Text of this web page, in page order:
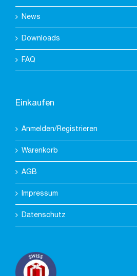
News
Downloads
FAQ
Einkaufen
Anmelden/Registrieren
Warenkorb
AGB
Impressum
Datenschutz